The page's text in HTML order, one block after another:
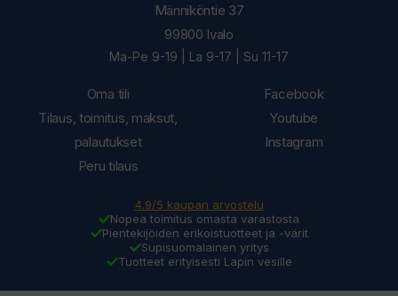
Oma tili
Tilaus, toimitus, maksut,
palautukset
Peru tilaus
Männiköntie 37
99800 Ivalo
Ma-Pe 9-19 | La 9-17 | Su 11-17
Facebook
Youtube
Instagram
4.9/5 kaupan arvostelu
Nopea toimitus omasta varastosta
Pientekijöiden erikoistuotteet ja -värit
Supisuomalainen yritys
Tuotteet erityisesti Lapin vesille